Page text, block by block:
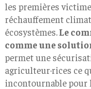
les premières
réchauffement
écosystèmes.Le
comme une
permet une
agriculteur·rices ce
incontournable pour